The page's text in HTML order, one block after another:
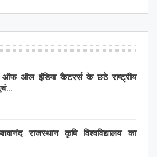
ऑल इंडिया कैटरर्स के छठे राष्ट्रीय
राजस्थान कृषि विश्वविद्यालय का